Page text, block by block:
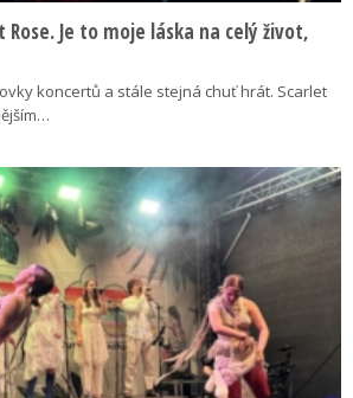
Je to moje láska na celý život,
koncertů a stále stejná chuť hrát. Scarlet